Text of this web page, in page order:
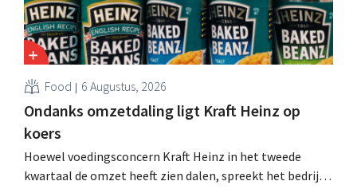
Food 6 Augustus, 2026
Ondanks omzetdaling ligt Kraft Heinz op
koers
Hoewel voedingsconcern Kraft Heinz in het tweede
kwartaal de omzet heeft zien dalen, spreekt het bedrijf